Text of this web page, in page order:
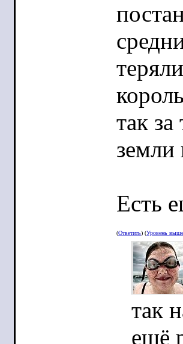
так
земли
Есть
так
на
(Ответить) (Уровень выше
так
ещё